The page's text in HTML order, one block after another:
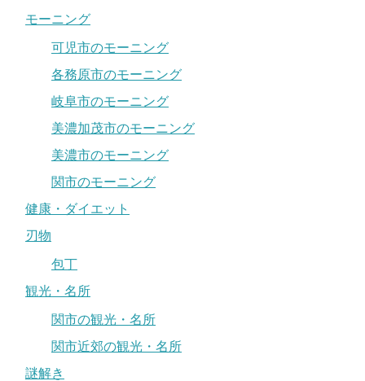
モーニング
可児市のモーニング
各務原市のモーニング
岐阜市のモーニング
美濃加茂市のモーニング
美濃市のモーニング
関市のモーニング
健康・ダイエット
刃物
包丁
観光・名所
関市の観光・名所
関市近郊の観光・名所
謎解き